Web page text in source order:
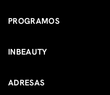
PROGRAMOS
INBEAUTY
ADRESAS